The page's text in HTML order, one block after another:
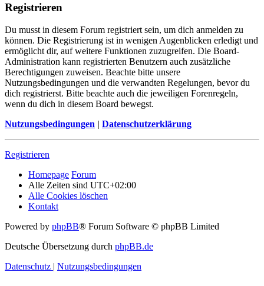
Registrieren
Du musst in diesem Forum registriert sein, um dich anmelden zu
können. Die Registrierung ist in wenigen Augenblicken erledigt und
ermöglicht dir, auf weitere Funktionen zuzugreifen. Die Board-
Administration kann registrierten Benutzern auch zusätzliche
Berechtigungen zuweisen. Beachte bitte unsere
Nutzungsbedingungen und die verwandten Regelungen, bevor du
dich registrierst. Bitte beachte auch die jeweiligen Forenregeln,
wenn du dich in diesem Board bewegst.
Nutzungsbedingungen | Datenschutzerklärung
Registrieren
Homepage Forum
Alle Zeiten sind UTC+02:00
Alle Cookies löschen
Kontakt
Powered by phpBB® Forum Software © phpBB Limited
Deutsche Übersetzung durch phpBB.de
Datenschutz | Nutzungsbedingungen